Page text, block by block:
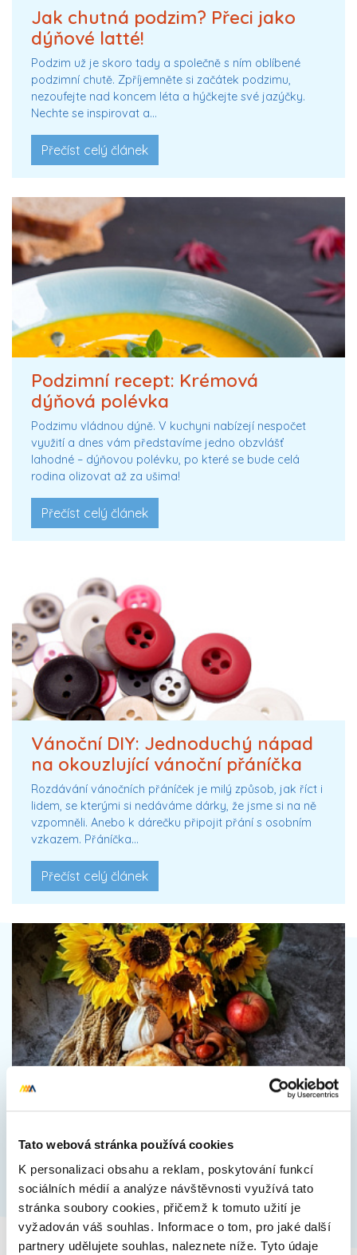
Tato webová stránka používá cookies
K personalizaci obsahu a reklam, poskytování funkcí
sociálních médií a analýze návštěvnosti využívá tato
stránka soubory cookies, přičemž k tomuto užití je
vyžadován váš souhlas. Informace o tom, pro jaké další
partnery udělujete souhlas, naleznete níže. Tyto údaje
Jak chutná podzim? Přeci jako
dýňové latté!
Podzim už je skoro tady a společně s ním oblíbené
podzimní chutě. Zpříjemněte si začátek podzimu,
nezoufejte nad koncem léta a hýčkejte své jazýčky.
Nechte se inspirovat a…
Přečíst celý článek
Podzimní recept: Krémová
dýňová polévka
Podzimu vládnou dýně. V kuchyni nabízejí nespočet
využití a dnes vám představíme jedno obzvlášť
lahodné – dýňovou polévku, po které se bude celá
rodina olizovat až za ušima!
Přečíst celý článek
Vánoční DIY: Jednoduchý nápad
na okouzlující vánoční přáníčka
Rozdávání vánočních přáníček je milý způsob, jak říct i
lidem, se kterými si nedáváme dárky, že jsme si na ně
vzpomněli. Anebo k dárečku připojit přání s osobním
vzkazem. Přáníčka…
Přečíst celý článek
Podzimní tradice a zvyky v české
Vánoce jsou sice králem svátků, ale podzim skrývá své
vlastní poklady tradic a zvyků, které stojí za to objevit.
Pojďme se společně ponořit do historie a prozkoumat,
jak naši…
Přečíst celý článek